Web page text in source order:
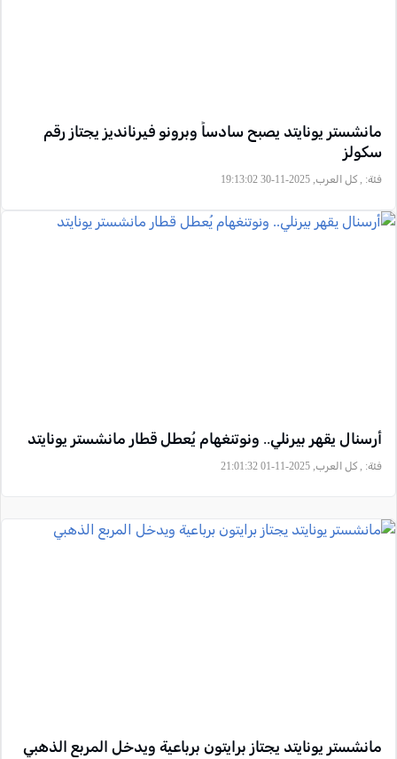
مانشستر يونايتد يصبح سادساً وبرونو فيرنانديز يجتاز رقم
سكولز
فئة: , كل العرب, 2025-11-30 19:13:02
أرسنال يقهر بيرنلي.. ونوتنغهام يُعطل قطار مانشستر يونايتد
فئة: , كل العرب, 2025-11-01 21:01:32
مانشستر يونايتد يجتاز برايتون برباعية ويدخل المربع الذهبي